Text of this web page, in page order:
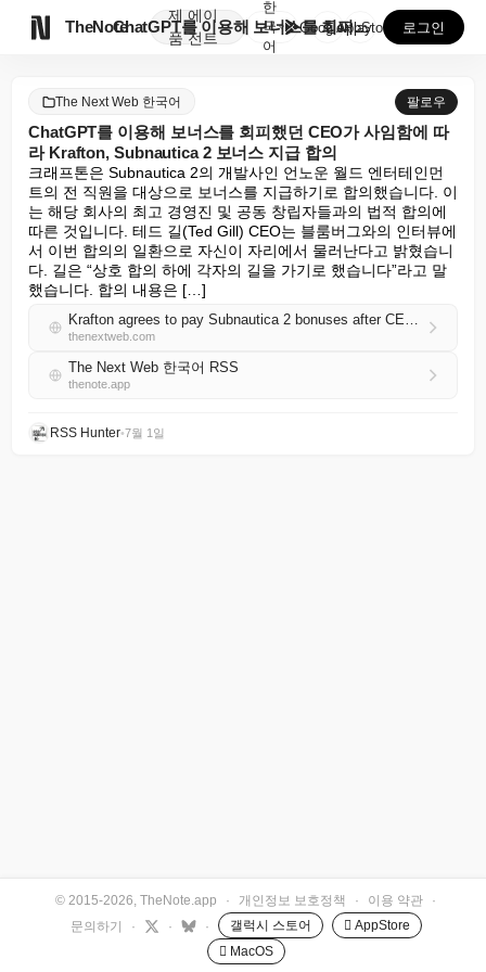
TheNote
제
품
에이
전트
ChatGPT를 이용해 보너스를 회피했던 CEO가 사임...
한
국
어
GooglePlay
AppStore 로그인
The Next Web 한국어 팔로우
ChatGPT를 이용해 보너스를 회피했던 CEO가 사임함에 따
라 Krafton, Subnautica 2 보너스 지급 합의
크래프톤은 Subnautica 2의 개발사인 언노운 월드 엔터테인먼
트의 전 직원을 대상으로 보너스를 지급하기로 합의했습니다. 이
는 해당 회사의 최고 경영진 및 공동 창립자들과의 법적 합의에
따른 것입니다. 테드 길(Ted Gill) CEO는 블룸버그와의 인터뷰에
서 이번 합의의 일환으로 자신이 자리에서 물러난다고 밝혔습니
다. 길은 “상호 합의 하에 각자의 길을 가기로 했습니다”라고 말
했습니다. 합의 내용은 […]
Krafton agrees to pay Subnautica 2 bonuses after CEO who used ChatGPT to dodge them steps down
thenextweb.com
The Next Web 한국어 RSS
thenote.app
RSS Hunter•7월 1일
© 2015-2026, TheNote.app · 개인정보 보호정책 · 이용 약관
·
문의하기
· · · 갤럭시 스토어
 AppStore
 MacOS